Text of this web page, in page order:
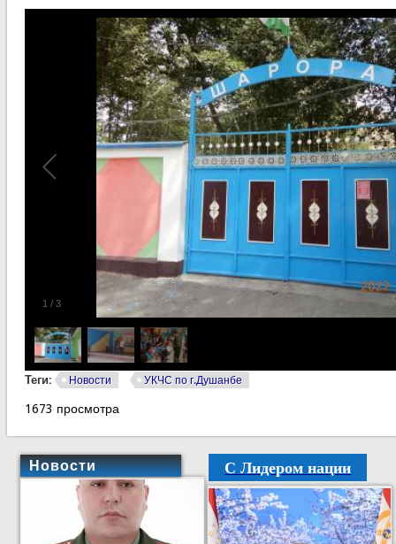
1 / 3
Теги: Новости УКЧС по г.Душанбе
1673 просмотра
Новости С Лидером нации